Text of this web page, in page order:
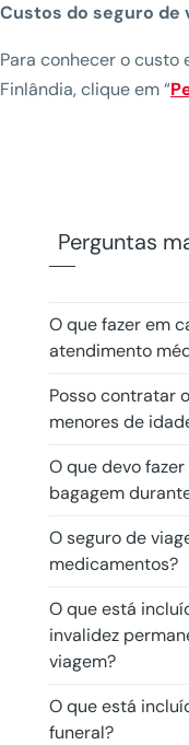
Custos do seguro de
Para conhecer o custo
Finlândia, clique em “
Perguntas
O que fazer em
atendimento
Posso contratar
menores de
O que devo
bagagem
O seguro de
medicamentos?
O que está
invalidez
viagem?
O que está
funeral?